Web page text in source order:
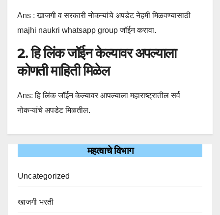
Ans : खाजगी व सरकारी नोकऱ्यांचे अपडेट नेहमी मिळवण्यासाठी
majhi naukri whatsapp group जॉईन करावा.
2. हि लिंक जॉईन केल्यावर अपल्याला
कोणती माहिती मिळेल
Ans: हि लिंक जॉईन केल्यावर आपल्याला महाराष्ट्रातील सर्व
नोकऱ्यांचे अपडेट मिळतील.
महत्वाचे विभाग
Uncategorized
खाजगी भरती